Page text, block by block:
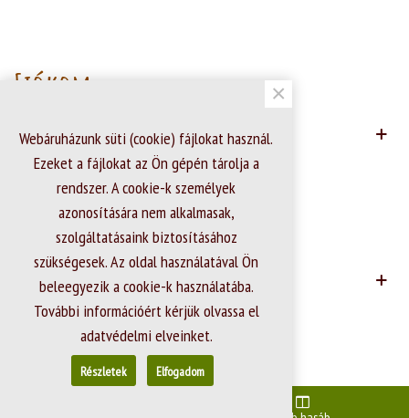
Fiókom
Kapcsolat adatok
© 2026 - Ecommerce software by PrestaShop™
Webáruházunk süti (cookie) fájlokat használ.
Ezeket a fájlokat az Ön gépén tárolja a
rendszer. A cookie-k személyek
azonosítására nem alkalmasak,
szolgáltatásaink biztosításához
szükségesek. Az oldal használatával Ön
beleegyezik a cookie-k használatába.
További információért kérjük olvassa el
adatvédelmi elveinket.
Részletek Elfogadom
×